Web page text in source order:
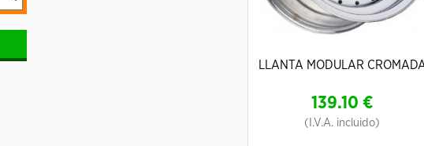
LLANTA MODULAR
139.10 €
(I.V.A. incluido)